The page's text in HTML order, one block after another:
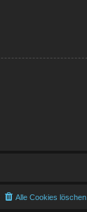
Alle Cookies löschen